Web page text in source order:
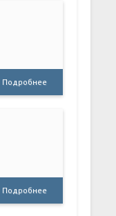
Подробнее
Подробнее